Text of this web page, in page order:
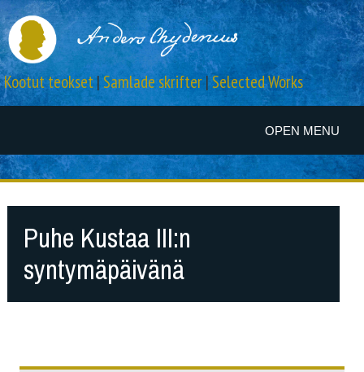
OPEN MENU
Kootut teokset|Samlade skrifter|Selected Works
Puhe Kustaa III:n
syntymäpäivänä